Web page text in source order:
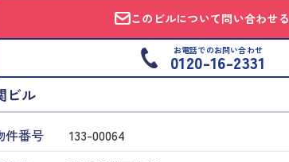
このビルについて問い合わせる
お電話でのお問い合わせ
0120-16-2331
ビル
件番号
133​-​00064